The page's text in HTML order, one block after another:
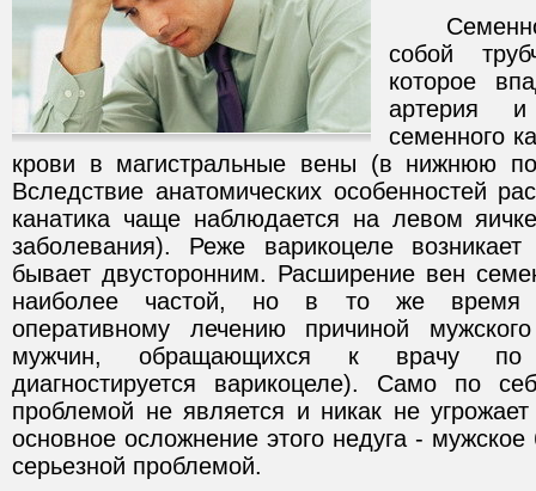
Семенной
собой
которое
артерия
семенного
крови в магистральные вены (в нижнюю
Вследствие анатомических особенностей
канатика чаще наблюдается на левом
заболевания). Реже варикоцеле
бывает двусторонним. Расширение вен
наиболее частой, но в то же время
оперативному лечению причиной
мужчин, обращающихся к врачу по
диагностируется варикоцеле). Само по
проблемой не является и никак не
основное осложнение этого недуга -
серьезной проблемой.